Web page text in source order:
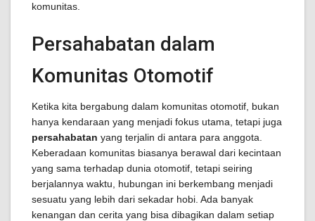
komunitas.
Persahabatan dalam
Komunitas Otomotif
Ketika kita bergabung dalam komunitas otomotif, bukan
hanya kendaraan yang menjadi fokus utama, tetapi juga
persahabatan yang terjalin di antara para anggota.
Keberadaan komunitas biasanya berawal dari kecintaan
yang sama terhadap dunia otomotif, tetapi seiring
berjalannya waktu, hubungan ini berkembang menjadi
sesuatu yang lebih dari sekadar hobi. Ada banyak
kenangan dan cerita yang bisa dibagikan dalam setiap